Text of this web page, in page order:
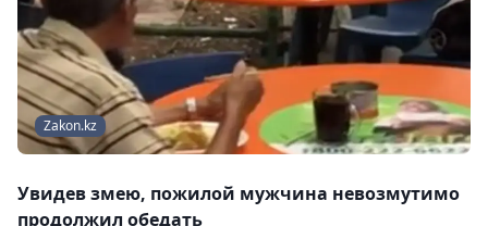
Zakon.kz
Увидев змею, пожилой мужчина невозмутимо
продолжил обедать